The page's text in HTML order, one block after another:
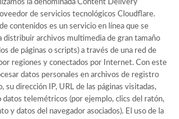
la denominada Content Delivery
de servicios tecnológicos Cloudflare.
contenidos es un servicio en línea que se
distribuir archivos multimedia de gran tamaño
de páginas o scripts) a través de una red de
regiones y conectados por Internet. Con este
datos personales en archivos de registro
su dirección IP, URL de las páginas visitadas,
datos telemétricos (por ejemplo, clics del ratón,
y datos del navegador asociados). El uso de la